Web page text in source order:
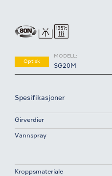
Optisk
MODELL:
SG20M
Spesifikasjoner
Girverdier
Vannspray
Kroppsmateriale